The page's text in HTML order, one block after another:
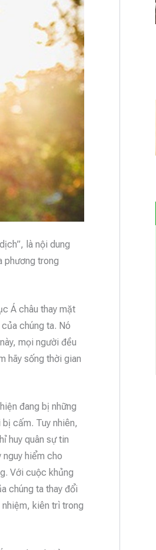
là nội dung
phương trong
Á châu thay mặt
chúng ta. Nó
mọi người đều
hãy sống thời gian
đang bị những
cấm. Tuy nhiên,
huy quân sự tin
hiểm cho
Với cuộc khủng
chúng ta thay đổi
kiên trì trong